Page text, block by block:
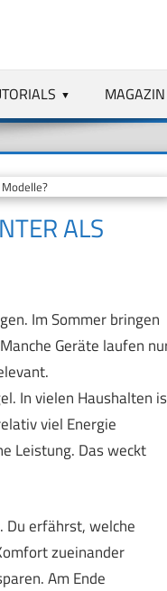
MAGAZIN
ALS
Im Sommer bringen
Geräte laufen
In vielen Haushalten
viel Energie
Leistung. Das weckt
Du erfährst, welche
zueinander
Am Ende